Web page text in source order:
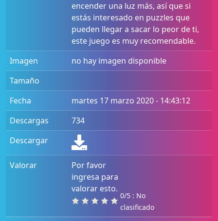
encender una luz más, así que si
estás interesado en puzzles que
pueden llegar a sacar lo peor de ti,
este juego es muy recomendable.
Imagen
no hay imagen disponible
Tamaño
Fecha
martes 17 marzo 2020 - 14:43:12
Descargas
734
Descargar
Valorar
Por favor
ingresa para
valorar esto.
0/5 : No
clasificado